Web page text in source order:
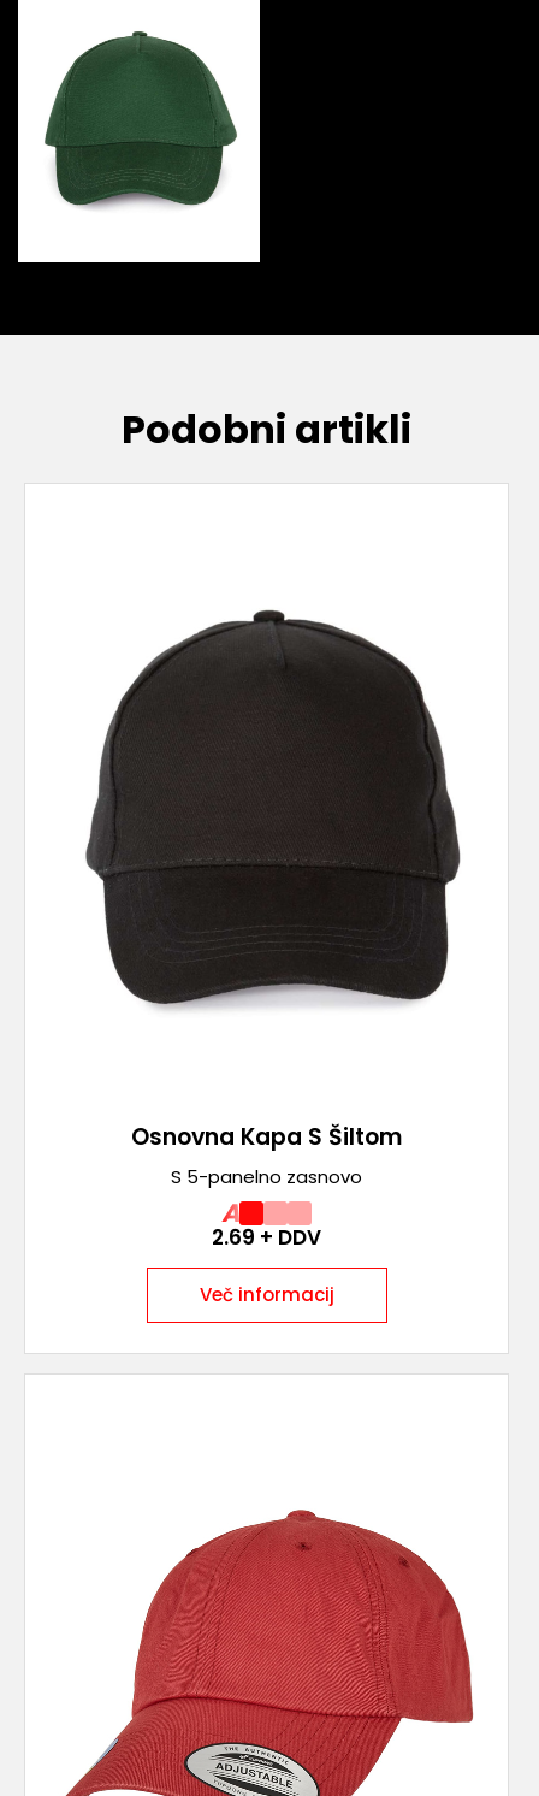
Podobni artikli
Osnovna Kapa S Šiltom
S 5-panelno zasnovo
A
2.69 + DDV
Več informacij